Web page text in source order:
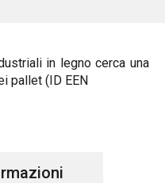
in legno cerca una
pallet (ID EEN